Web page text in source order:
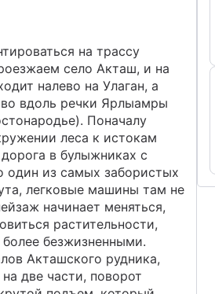
на трассу
село Акташ, и на
налево на Улаган, а
вдоль речки Ярлыамры
Поначалу
леса к истокам
в булыжниках с
один из самых забористых
легковые машины там не
начинает меняться,
растительности,
более безжизненными.
Акташского рудника,
две части, поворот